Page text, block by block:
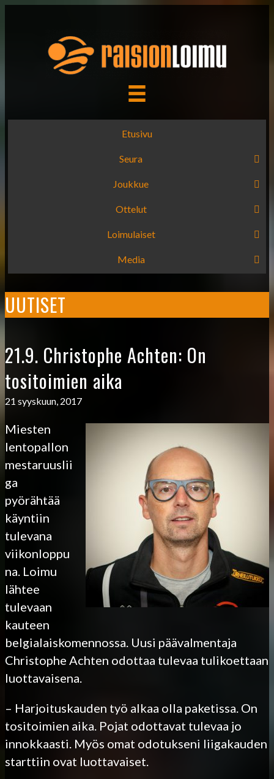
Etusivu
Seura
Joukkue
Ottelut
Loimulaiset
Media
UUTISET
21.9. Christophe Achten: On
tositoimien aika
21 syyskuun, 2017
Miesten
lentopallon
mestaruuslii
ga
pyörähtää
käyntiin
tulevana
viikonloppu
na. Loimu
lähtee
tulevaan
kauteen
belgialaiskomennossa. Uusi päävalmentaja
Christophe Achten odottaa tulevaa tulikoettaan
luottavaisena.
– Harjoituskauden työ alkaa olla paketissa. On
tositoimien aika. Pojat odottavat tulevaa jo
innokkaasti. Myös omat odotukseni liigakauden
starttiin ovat luottavaiset.